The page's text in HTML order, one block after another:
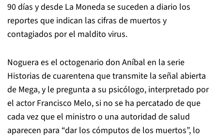
90 días y desde La Moneda se suceden a diario los
reportes que indican las cifras de muertos y
contagiados por el maldito virus.
Noguera es el octogenario don Aníbal en la serie
Historias de cuarentena que transmite la señal abierta
de Mega, y le pregunta a su psicólogo, interpretado por
el actor Francisco Melo, si no se ha percatado de que
cada vez que el ministro o una autoridad de salud
aparecen para “dar los cómputos de los muertos”, lo